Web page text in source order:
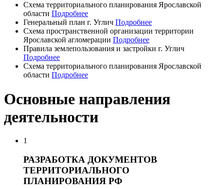
Схема территориального планирования Ярославской
области Подробнее
Генеральный план г. Углич Подробнее
Схема пространственной организации территории
Ярославской агломерации Подробнее
Правила землепользования и застройки г. Углич
Подробнее
Схема территориального планирования Ярославской
области Подробнее
Основные направления
деятельности
1
РАЗРАБОТКА ДОКУМЕНТОВ
ТЕРРИТОРИАЛЬНОГО
ПЛАНИРОВАНИЯ РФ